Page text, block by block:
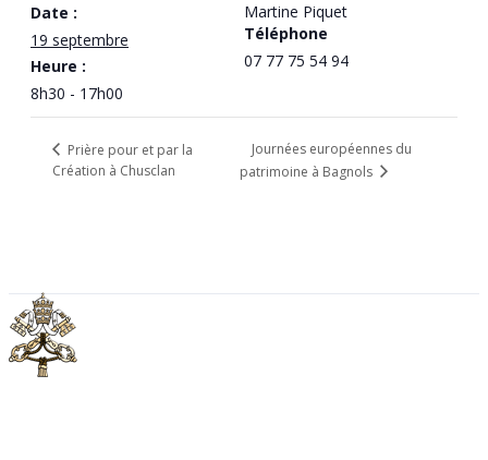
Date :
19 septembre
Heure :
8h30 - 17h00
Martine Piquet
Téléphone
07 77 75 54 94
Prière pour et par la
Création à Chusclan
Journées européennes du
patrimoine à Bagnols